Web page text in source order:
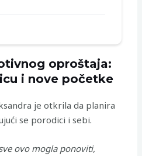
oproštaja:
i nove početke
je otkrila da planira
se porodici i sebi.
ovo mogla ponoviti,